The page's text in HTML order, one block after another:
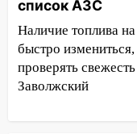
17:08
оставил в
3,2 млн рублей
16:09
список АЗС
Наличие топлива
быстро
проверять
Заволжский